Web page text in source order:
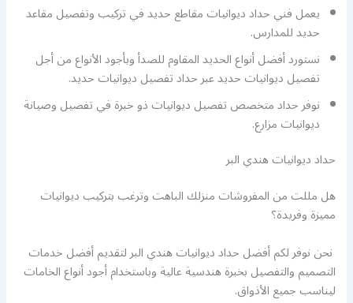
يعمل فني حداد ديوانيات مقاطع حديد في تركيب وتفصيل مقاعد
حديد للمدارس.
نستورد أفضل أنواع الحديد المقاوم للصدأ وبأجود الأنواع من أجل
تفصيل ديوانيات حديد عبر حداد تفصيل ديوانيات حديد.
نوفر حداد متخصص تفصيل ديوانيات ذو خبرة في تفصيل وصيانة
ديوانيات مزارع.
حداد ديوانيات هندي البر
هل مللت من المفروشات منزلك الباهت وترغب بتركيب ديوانيات
مميزة وفريدة؟
نحن نوفر لكم أفضل حداد ديوانيات هندي البر لتقديم أفضل خدمات
التصميم والتفصيل بخبرة هندسية عالية وباستخدام أجود أنواع الخامات
ليناسب جميع الأذواق.